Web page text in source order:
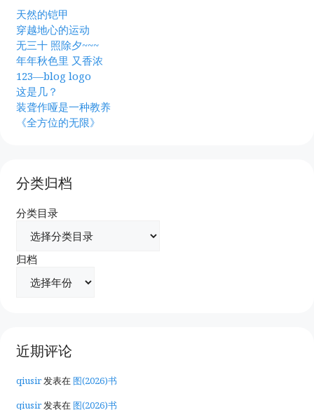
天然的铠甲
穿越地心的运动
无三十 照除夕~~~
年年秋色里 又香浓
123—blog logo
这是几？
装聋作哑是一种教养
《全方位的无限》
分类归档
分类目录
归档
近期评论
qiusir发表在 图(2026)书
qiusir发表在 图(2026)书